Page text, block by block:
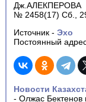
Дж.АЛЕКПЕРОВА
№ 2458(17) Сб.,
Источник - Эхо
Постоянный
Новости
- Олжас Бектенов